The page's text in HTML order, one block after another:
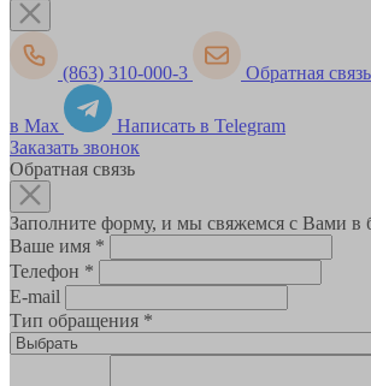
(863) 310-000-3 Обратная связь
в Max
Написать в Telegram
Заказать звонок
Обратная связь
Заполните форму, и мы свяжемся с Вами в
Ваше имя *
Телефон *
E-mail
Тип обращения *